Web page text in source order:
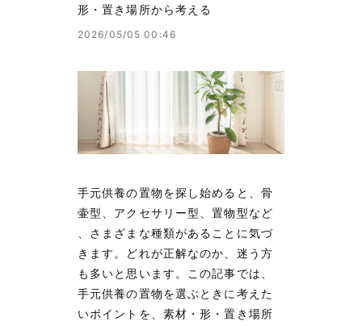
形・置き場所から考える
2026/05/05 00:46
手元供養の置物を探し始めると、骨
壷型、アクセサリー型、置物型など
、さまざまな種類があることに気づ
きます。どれが正解なのか、迷う方
も多いと思います。この記事では、
手元供養の置物を選ぶときに考えた
いポイントを、素材・形・置き場所